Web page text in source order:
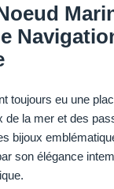
toujours eu une
la mer et des
bijoux
son élégance